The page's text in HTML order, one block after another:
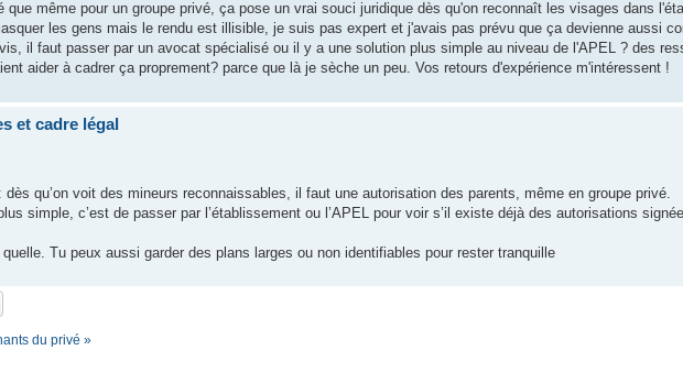
même pour un groupe privé, ça pose un vrai souci juridique dès qu'on reconnaît les visages dans
les gens mais le rendu est illisible, je suis pas expert et j'avais pas prévu que ça devienne aussi
il faut passer par un avocat spécialisé ou il y a une solution plus simple au niveau de l'APEL ? des
aider à cadrer ça proprement? parce que là je sèche un peu. Vos retours d'expérience m'intéressent !
et cadre légal
qu’on voit des mineurs reconnaissables, il faut une autorisation des parents, même en groupe privé.
simple, c’est de passer par l’établissement ou l’APEL pour voir s’il existe déjà des autorisations
Tu peux aussi garder des plans larges ou non identifiables pour rester tranquille
du privé »